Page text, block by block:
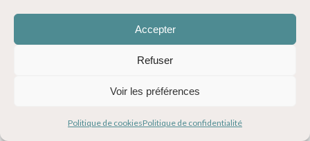
Accepter
Refuser
Voir les préférences
Politique de cookiesPolitique de confidentialité